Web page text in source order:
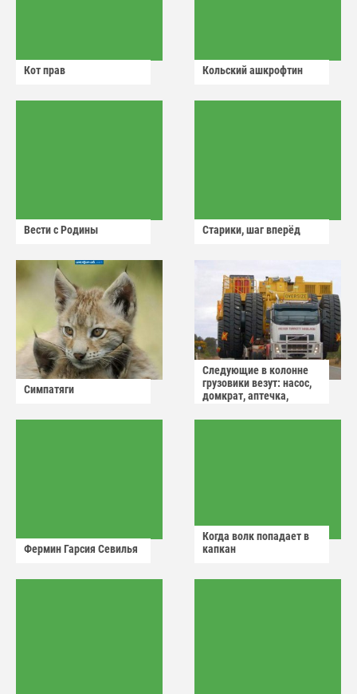
Кот прав Кольский ашкрофтин
Вести с Родины Старики, шаг вперёд
Симпатяги
Следующие в колонне
грузовики везут: насос,
домкрат, аптечка,
Фермин Гарсия Севилья
Когда волк попадает в
капкан